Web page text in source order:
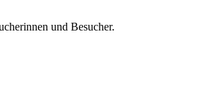
und Besucher.